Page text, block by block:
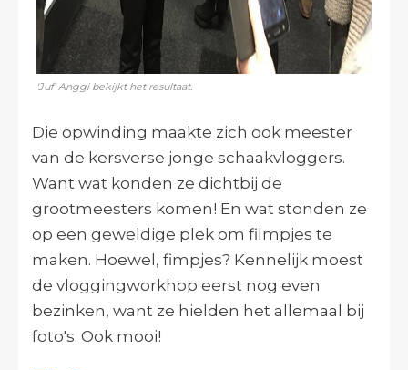
'Juf' Anggi bekijkt het resultaat.
Die opwinding maakte zich ook meester
van de kersverse jonge schaakvloggers.
Want wat konden ze dichtbij de
grootmeesters komen! En wat stonden ze
op een geweldige plek om filmpjes te
maken. Hoewel, fimpjes? Kennelijk moest
de vloggingworkhop eerst nog even
bezinken, want ze hielden het allemaal bij
foto's. Ook mooi!